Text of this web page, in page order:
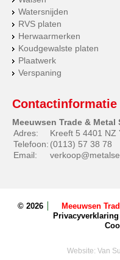
Watersnijden
RVS platen
Herwaarmerken
Koudgewalste platen
Plaatwerk
Verspaning
Contactinformatie
Meeuwsen Trade & Metal
Adres:
Kreeft 5 4401 NZ
Telefoon: (0113) 57 38 78
Email:
© 2026 Meeuwsen
Privacyverklaring
Website: Van